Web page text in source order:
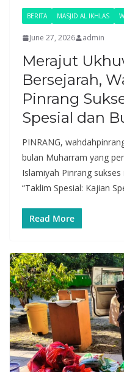
BERITA MASJID AL IKHLAS
June 27, 2026 admin
Merajut
Bersejarah,
Pinrang
Spesial dan
PINRANG,
bulan Muharram yang
Islamiyah Pinrang
“Taklim Spesial: Kajian
Read More